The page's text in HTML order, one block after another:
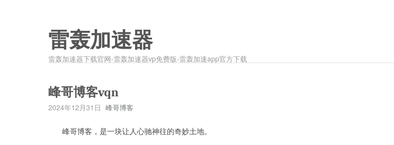
雷轰加速器
雷轰加速器下载官网-雷轰加速器vp免费版-雷轰加速app官方下载
峰哥博客vqn
2024年12月31日 峰哥博客
峰哥博客，是一块让人心驰神往的奇妙土地。